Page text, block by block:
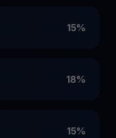
15%
18%
15%